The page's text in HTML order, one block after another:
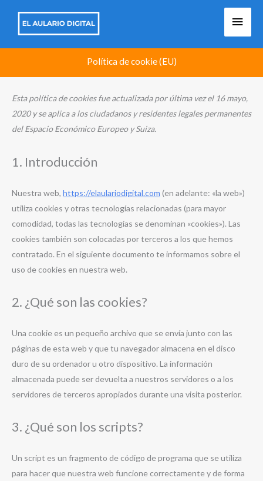
Política de cookie (EU)
Esta política de cookies fue actualizada por última vez el 16 mayo,
2020 y se aplica a los ciudadanos y residentes legales permanentes
del Espacio Económico Europeo y Suiza.
1. Introducción
Nuestra web, https://elaulariodigital.com (en adelante: «la web»)
utiliza cookies y otras tecnologías relacionadas (para mayor
comodidad, todas las tecnologías se denominan «cookies»). Las
cookies también son colocadas por terceros a los que hemos
contratado. En el siguiente documento te informamos sobre el
uso de cookies en nuestra web.
2. ¿Qué son las cookies?
Una cookie es un pequeño archivo que se envía junto con las
páginas de esta web y que tu navegador almacena en el disco
duro de su ordenador u otro dispositivo. La información
almacenada puede ser devuelta a nuestros servidores o a los
servidores de terceros apropiados durante una visita posterior.
3. ¿Qué son los scripts?
Un script es un fragmento de código de programa que se utiliza
para hacer que nuestra web funcione correctamente y de forma